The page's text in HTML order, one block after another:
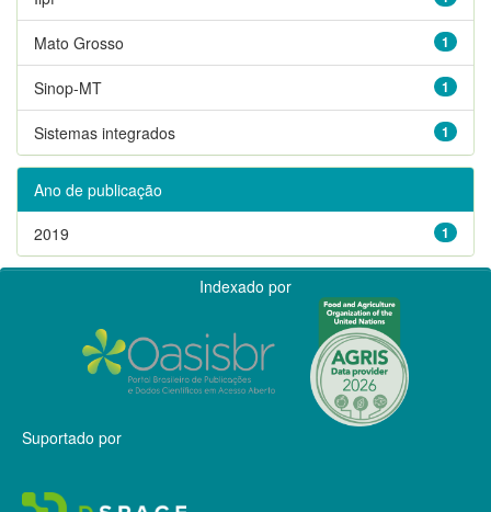
1
Mato Grosso
1
Sinop-MT
1
Sistemas integrados
Ano de publicação
1
2019
Indexado por
Suportado por